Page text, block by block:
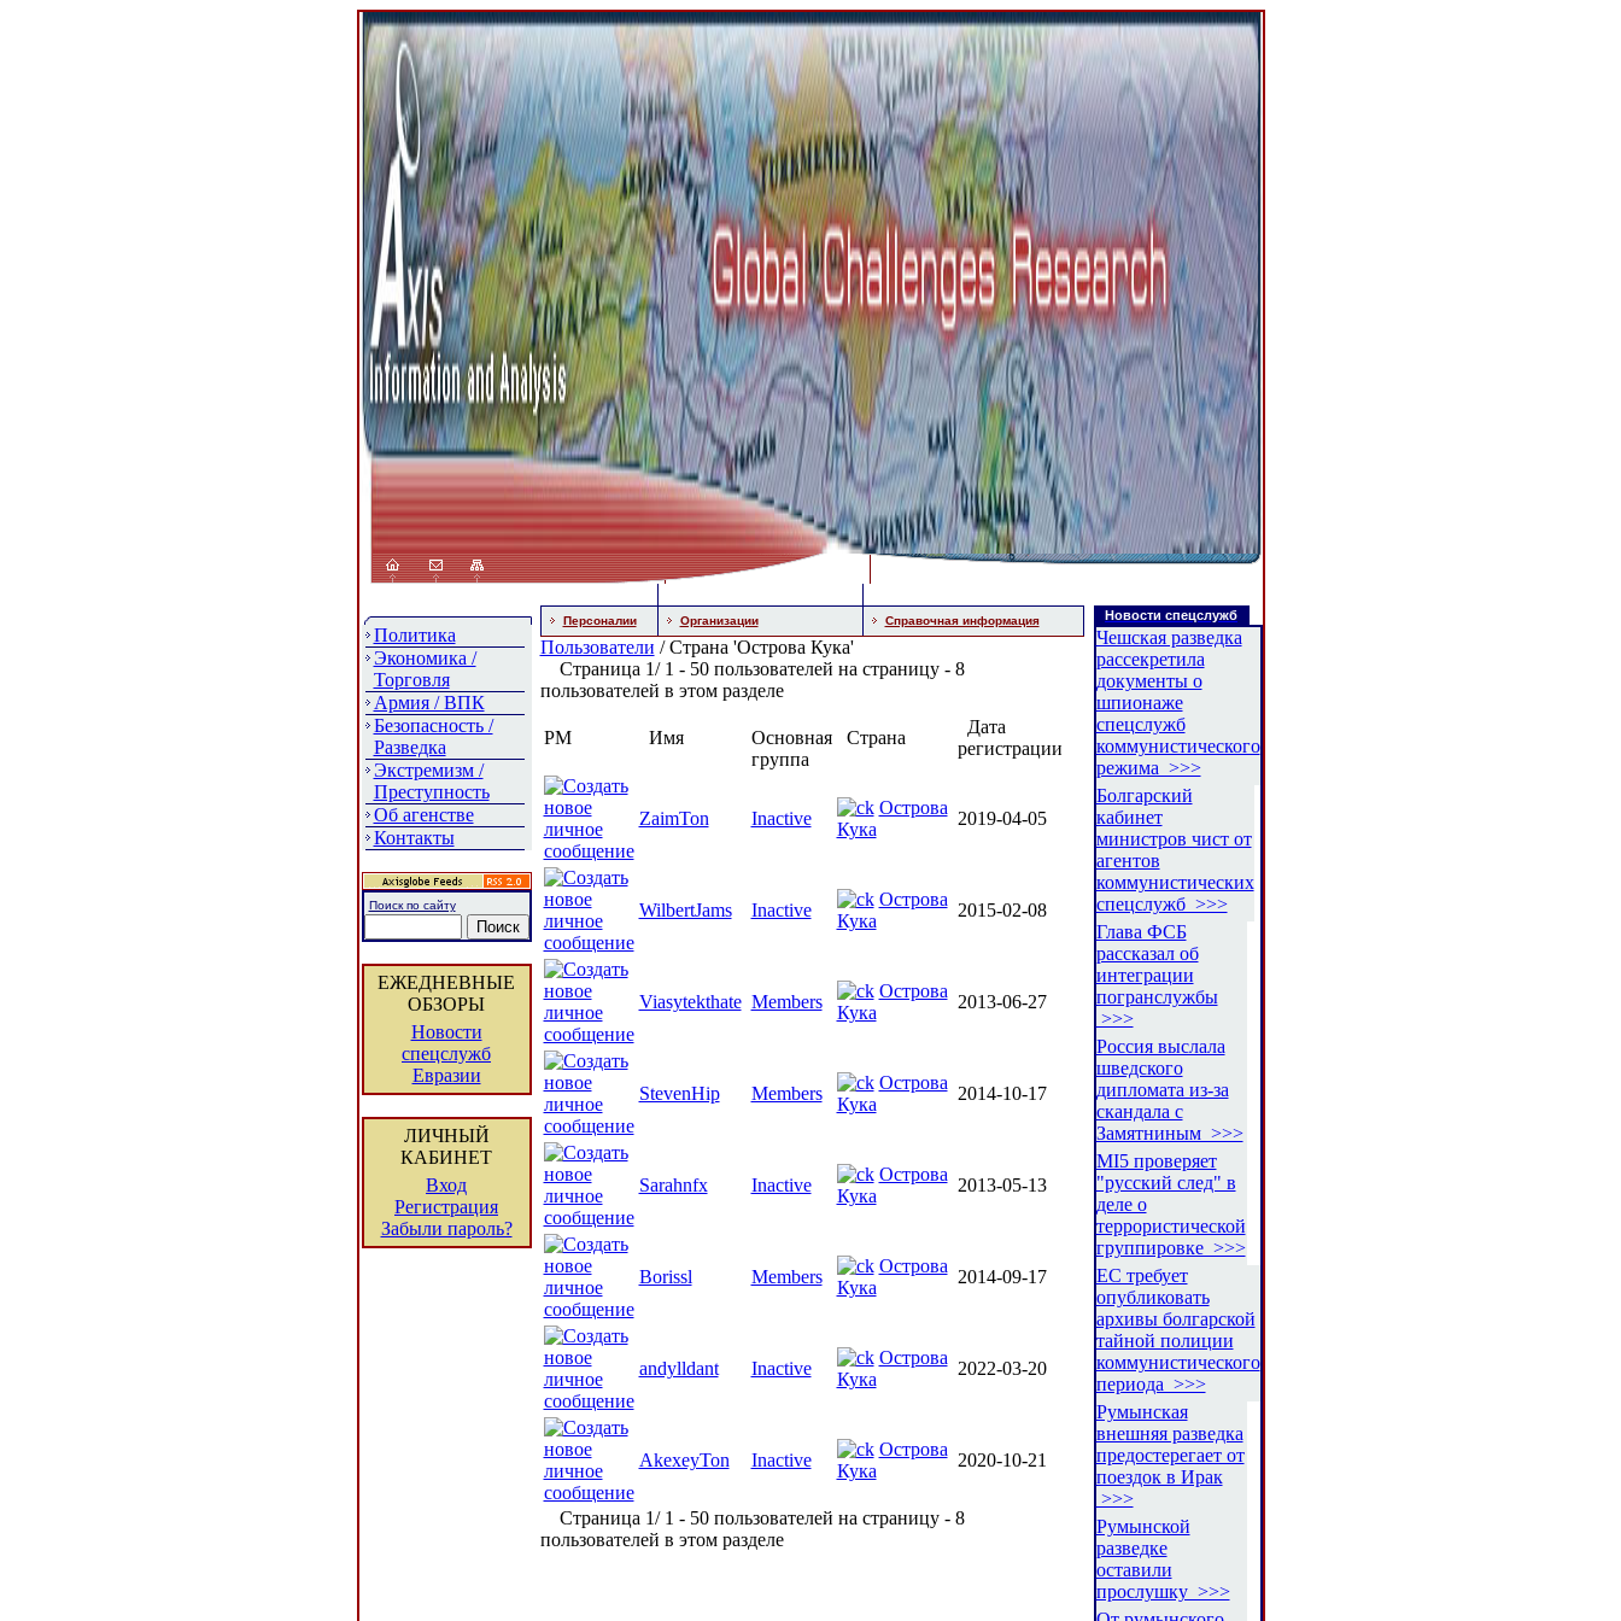
Политика
Экономика /
Торговля
Армия / ВПК
Безопасность /
Разведка
Экстремизм /
Преступность
Об агенстве
Контакты
Поиск по сайту
ЕЖЕДНЕВНЫЕ
ОБЗОРЫ
Новости
спецслужб
Евразии
ЛИЧНЫЙ
КАБИНЕТ
Вход
Регистрация
Забыли пароль?
Персоналии Организации Справочная информация
Пользователи / Страна 'Острова Кука'
Страница 1/ 1 - 50 пользователей на страницу - 8
пользователей в этом разделе
PM Имя
Основная
группа
Страна
Дата
регистрации
ZaimTon Inactive
Острова
Кука
2019-04-05
WilbertJams Inactive
Острова
Кука
2015-02-08
Viasytekthate Members
Острова
Кука
2013-06-27
StevenHip Members
Острова
Кука
2014-10-17
Sarahnfx Inactive
Острова
Кука
2013-05-13
Borissl Members
Острова
Кука
2014-09-17
andylldant Inactive
Острова
Кука
2022-03-20
AkexeyTon Inactive
Острова
Кука
2020-10-21
Страница 1/ 1 - 50 пользователей на страницу - 8
пользователей в этом разделе
Новости спецслужб
Чешская разведка
рассекретила
документы о
шпионаже
спецслужб
коммунистического
режима >>>
Болгарский
кабинет
министров чист от
агентов
коммунистических
спецслужб >>>
Глава ФСБ
рассказал об
интеграции
погранслужбы
>>>
Россия выслала
шведского
дипломата из-за
скандала с
Замятниным >>>
MI5 проверяет
"русский след" в
деле о
террористической
группировке >>>
ЕС требует
опубликовать
архивы болгарской
тайной полиции
коммунистического
периода >>>
Румынская
внешняя разведка
предостерегает от
поездок в Ирак
>>>
Румынской
разведке
оставили
прослушку >>>